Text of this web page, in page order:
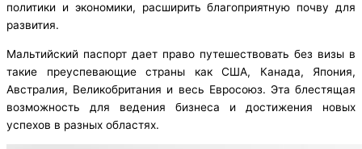
политики и экономики, расширить благоприятную почву для
развития.
Мальтийский паспорт дает право путешествовать без визы в
такие преуспевающие страны как США, Канада, Япония,
Австралия, Великобритания и весь Евросоюз. Эта блестящая
возможность для ведения бизнеса и достижения новых
успехов в разных областях.